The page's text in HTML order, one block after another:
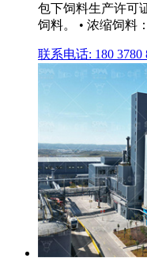
包下饲料生产许可
饲料。 • 浓缩饲料
联系电话: 180 3780